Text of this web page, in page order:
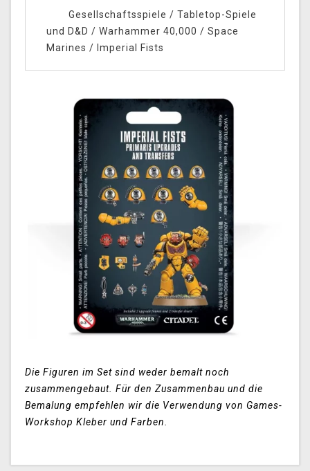
Gesellschaftsspiele / Tabletop-Spiele
und D&D / Warhammer 40,000 / Space
Marines / Imperial Fists
Die Figuren im Set sind weder bemalt noch
zusammengebaut. Für den Zusammenbau und die
Bemalung empfehlen wir die Verwendung von Games-
Workshop Kleber und Farben.